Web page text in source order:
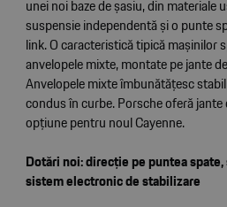
unei noi baze de șasiu, din materiale
suspensie independentă și o punte
link. O caracteristică tipică mașinilor
anvelopele mixte, montate pe jante
Anvelopele mixte îmbunătățesc
condus în curbe. Porsche oferă jante
opțiune pentru noul Cayenne.
Dotări noi: direcție pe puntea
sistem electronic de stabilizare